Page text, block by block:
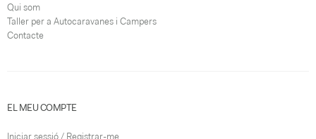
Qui som
Taller per a Autocaravanes i Campers
Contacte
EL MEU COMPTE
Iniciar sessió / Registrar-me